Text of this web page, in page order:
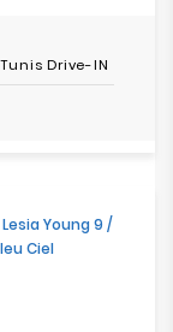
Tunis Drive-IN
Young 9 /
Ciel